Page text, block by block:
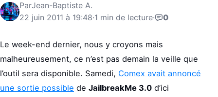
ParJean-Baptiste A.
22 juin 2011 à 19:48·1 min de lecture· 0
Le week-end dernier, nous y croyons mais
malheureusement, ce n’est pas demain la veille que
l’outil sera disponible. Samedi, Comex avait annoncé
une sortie possible de JailbreakMe 3.0 d’ici